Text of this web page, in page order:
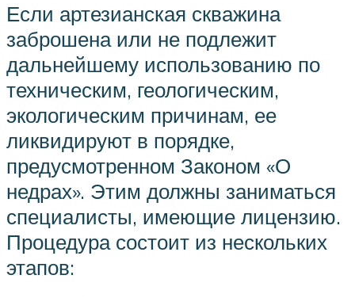
Если артезианская скважина
заброшена или не подлежит
дальнейшему использованию по
техническим, геологическим,
экологическим причинам, ее
ликвидируют в порядке,
предусмотренном Законом «О
недрах». Этим должны заниматься
специалисты, имеющие лицензию.
Процедура состоит из нескольких
этапов: